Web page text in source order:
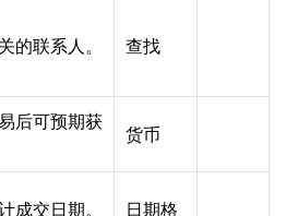
的联系人。 查找
后可预期获
货币
成交日期。
日期格